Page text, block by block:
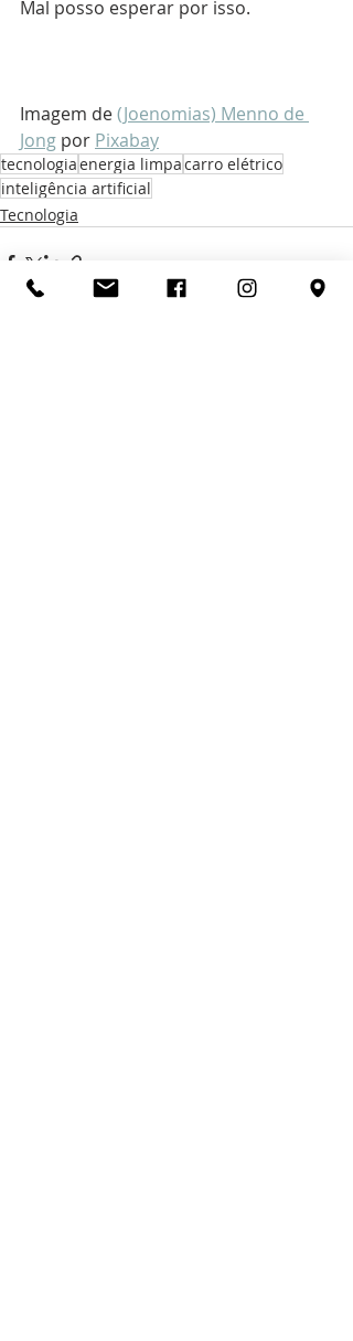
Mal posso esperar por isso.
Imagem de (Joenomias) Menno de
Jong por Pixabay
tecnologiaenergia limpacarro elétrico
inteligência artificial
Tecnologia